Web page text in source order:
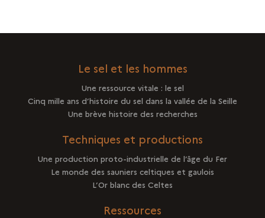
Le sel et les hommes
Une ressource vitale : le sel
Cinq mille ans d’histoire du sel dans la vallée de la Seille
Une brève histoire des recherches
Techniques et productions
Une production proto-industrielle de l’âge du Fer
Le monde des sauniers celtiques et gaulois
L’Or blanc des Celtes
Ressources